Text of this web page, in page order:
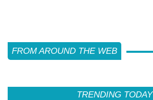
FROM AROUND THE WEB
TRENDING TODAY